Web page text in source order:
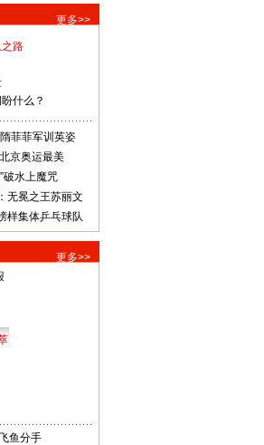
更多>>
路
什么？
菲菲军训英姿
北京奥运最美
破水上魔咒
无冕之王苏丽文
样集体乒乓球队
更多>>
鱼分手